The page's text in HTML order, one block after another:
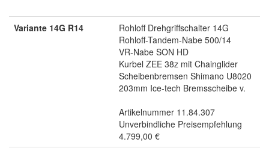
Variante 14G R14
Rohloff Drehgriffschalter 14G
Rohloff-Tandem-Nabe 500/14
VR-Nabe SON HD
Kurbel ZEE 38z mit Chainglider
Scheibenbremsen Shimano U8020
203mm Ice-tech Bremsscheibe v.
Artikelnummer 11.84.307
Unverbindliche Preisempfehlung
4.799,00 €